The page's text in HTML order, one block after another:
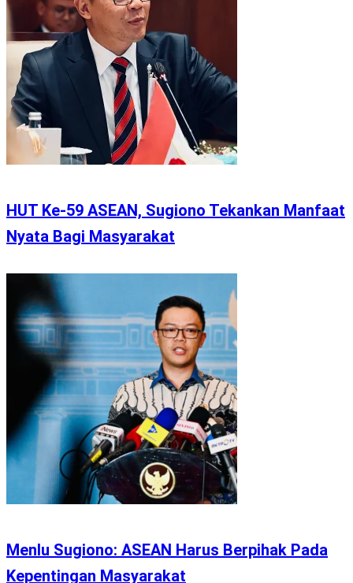
HUT Ke-59 ASEAN, Sugiono Tekankan Manfaat
Nyata Bagi Masyarakat
Menlu Sugiono: ASEAN Harus Berpihak Pada
Kepentingan Masyarakat